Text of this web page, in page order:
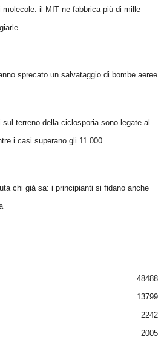
molecole: il MIT ne fabbrica più di mille
sprecato un salvataggio di bombe aeree
sul terreno della ciclosporia sono legate al
i casi superano gli 11.000.
chi già sa: i principianti si fidano anche
48488
13799
2242
2005